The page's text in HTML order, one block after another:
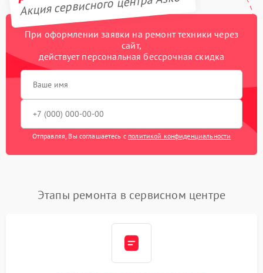
При оформлении заявки на ремонт техники через
сайт,
действует персональная бессрочная скидка
Отправляя, Вы соглашаетесь с политикой конфиденциальности
Этапы ремонта в сервисном центре